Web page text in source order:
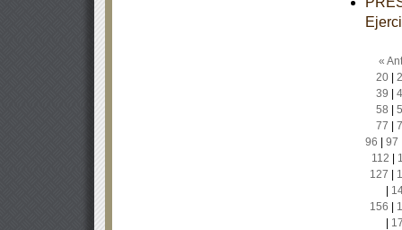
«
20|
39
58
77
96
97
112
127
156